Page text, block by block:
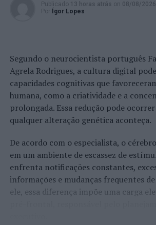
Publicado 13 horas atrás on 08/08/2026
Por
Ígor Lopes
Segundo o neurocientista português
Agrela Rodrigues, a cultura digital
capacidades cognitivas que
humana, como a criatividade e a
prolongada. Essa redução pode
qualquer alteração genética aconteça.
De acordo com o especialista, o
em um ambiente de escassez de
enfrenta notificações constantes,
informações e mudanças frequentes
ele, essa diferença impõe uma carga